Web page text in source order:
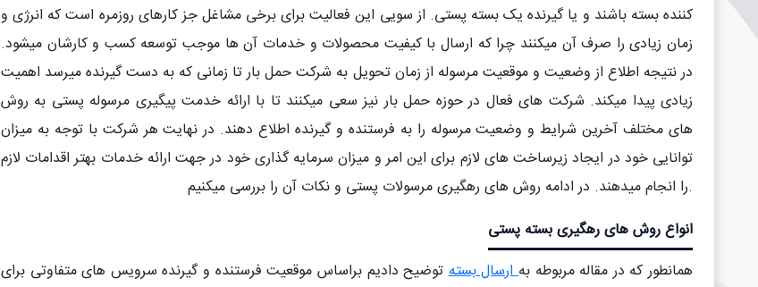
کننده بسته باشند و یا گیرنده یک بسته پستی. از سویی این فعالیت برای برخی مشاغل جز کارهای روزمره است که انرژی و
زمان زیادی را صرف آن میکنند چرا که ارسال با کیفیت محصولات و خدمات آن ها موجب توسعه کسب و کارشان میشود.
در نتیجه اطلاع از وضعیت و موقعیت مرسوله از زمان تحویل به شرکت حمل بار تا زمانی که به دست گیرنده میرسد اهمیت
زیادی پیدا میکند. شرکت های فعال در حوزه حمل بار نیز سعی میکنند تا با ارائه خدمت پیگیری مرسوله پستی به روش
های مختلف آخرین شرایط و وضعیت مرسوله را به فرستنده و گیرنده اطلاع دهند. در نهایت هر شرکت با توجه به میزان
توانایی خود در ایجاد زیرساخت های لازم برای این امر و میزان سرمایه گذاری خود در جهت ارائه خدمات بهتر اقدامات لازم
را انجام میدهند. در ادامه روش های رهگیری مرسولات پستی و نکات آن را بررسی میکنیم.
انواع روش های رهگیری بسته پستی
همانطور که در مقاله مربوطه بهارسال بستهتوضیح دادیم براساس موقعیت فرستنده و گیرنده سرویس های متفاوتی برای